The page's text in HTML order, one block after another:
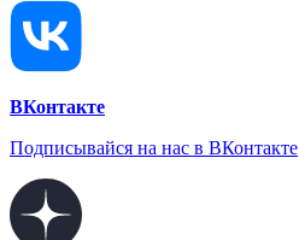
ВКонтакте
Подписывайся на нас в ВКонтакте